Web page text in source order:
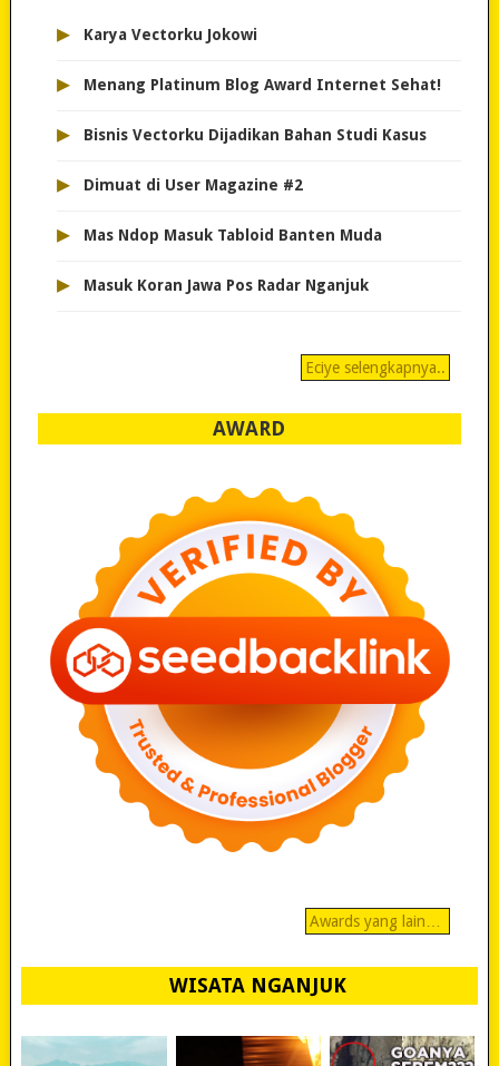
▸ Karya Vectorku Jokowi
▸ Menang Platinum Blog Award Internet Sehat!
▸ Bisnis Vectorku Dijadikan Bahan Studi Kasus
▸ Dimuat di User Magazine #2
▸ Mas Ndop Masuk Tabloid Banten Muda
▸ Masuk Koran Jawa Pos Radar Nganjuk
Eciye selengkapnya..
AWARD
Awards yang lain…
WISATA NGANJUK